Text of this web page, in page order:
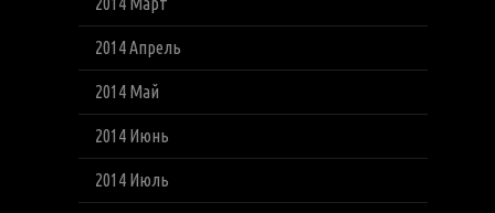
2014 Апрель
2014 Май
2014 Июнь
2014 Июль